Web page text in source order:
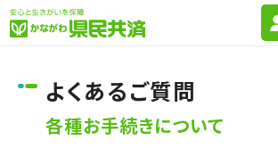
よくあるご質問
各種お手続きについて